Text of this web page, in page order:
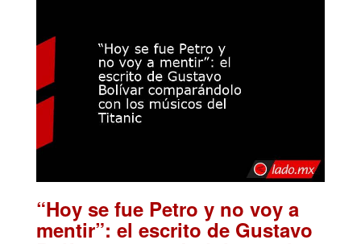
“Hoy se fue Petro y no voy a
mentir”: el escrito de Gustavo